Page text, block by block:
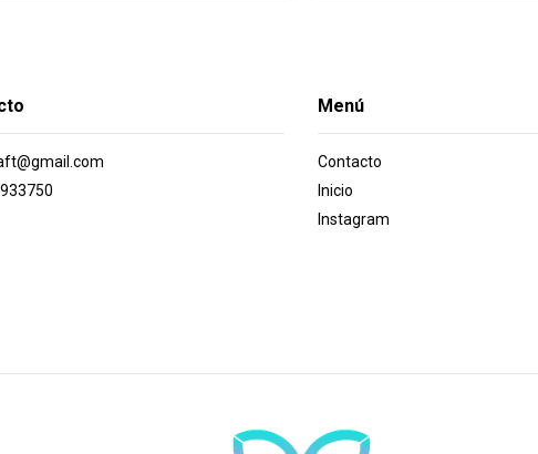
Menú
Contacto
Inicio
Instagram